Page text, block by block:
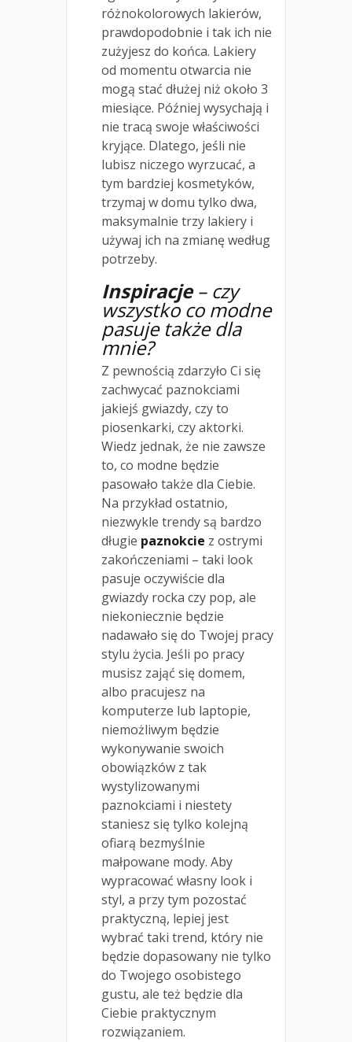
różnokolorowych lakierów,
prawdopodobnie i tak ich nie
zużyjesz do końca. Lakiery
od momentu otwarcia nie
mogą stać dłużej niż około 3
miesiące. Później wysychają i
nie tracą swoje właściwości
kryjące. Dlatego, jeśli nie
lubisz niczego wyrzucać, a
tym bardziej kosmetyków,
trzymaj w domu tylko dwa,
maksymalnie trzy lakiery i
używaj ich na zmianę według
potrzeby.
Inspiracje– czy
wszystko co modne
pasuje także dla
mnie?
Z pewnością zdarzyło Ci się
zachwycać paznokciami
jakiejś gwiazdy, czy to
piosenkarki, czy aktorki.
Wiedz jednak, że nie zawsze
to, co modne będzie
pasowało także dla Ciebie.
Na przykład ostatnio,
niezwykle trendy są bardzo
długie paznokcie z ostrymi
zakończeniami – taki look
pasuje oczywiście dla
gwiazdy rocka czy pop, ale
niekoniecznie będzie
nadawało się do Twojej pracy
stylu życia. Jeśli po pracy
musisz zająć się domem,
albo pracujesz na
komputerze lub laptopie,
niemożliwym będzie
wykonywanie swoich
obowiązków z tak
wystylizowanymi
paznokciami i niestety
staniesz się tylko kolejną
ofiarą bezmyślnie
małpowane mody. Aby
wypracować własny look i
styl, a przy tym pozostać
praktyczną, lepiej jest
wybrać taki trend, który nie
będzie dopasowany nie tylko
do Twojego osobistego
gustu, ale też będzie dla
Ciebie praktycznym
rozwiązaniem.